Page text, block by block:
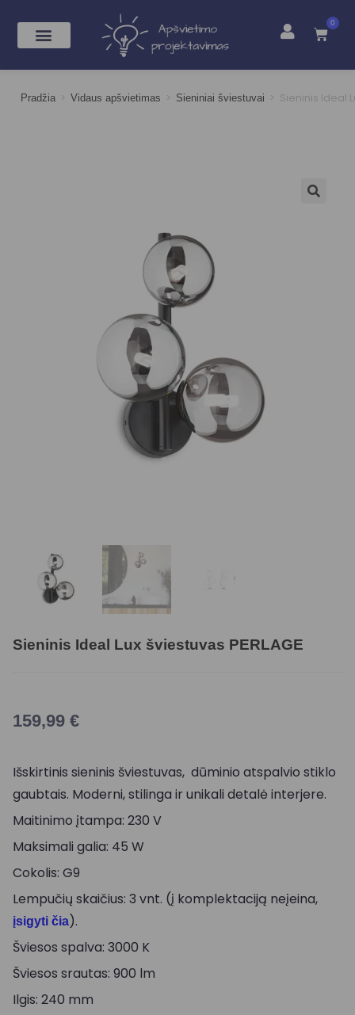
0
Pradžia > Vidaus apšvietimas > Sieniniai šviestuvai > Sieninis Ideal
Sieninis Ideal Lux šviestuvas PERLAGE
159,99 €
Išskirtinis sieninis šviestuvas, dūminio atspalvio stiklo
gaubtais. Moderni, stilinga ir unikali detalė interjere.
Maitinimo įtampa: 230 V
Maksimali galia: 45 W
Cokolis: G9
Lempučių skaičius: 3 vnt. (į komplektaciją neįeina,
įsigyti čia).
Šviesos spalva: 3000 K
Šviesos srautas: 900 lm
Ilgis: 240 mm